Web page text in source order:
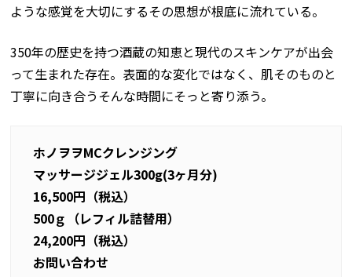
ような感覚を大切にする――その思想が根底に流れている。
350年の歴史を持つ酒蔵の知恵と現代のスキンケアが出会
って生まれた存在。表面的な変化ではなく、肌そのものと
丁寧に向き合う――そんな時間にそっと寄り添う。
ホノヲヲMCクレンジング
マッサージジェル300g(3ヶ月分)
16,500円（税込）
500ｇ（レフィル詰替用）
24,200円（税込）
お問い合わせ